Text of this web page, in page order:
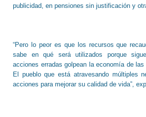
publicidad, en pensiones sin justificación y
“Pero lo peor es que los recursos que
sabe en qué será utilizados porque
acciones erradas golpean la economía de las
El pueblo que está atravesando múltiples
acciones para mejorar su calidad de vida”,